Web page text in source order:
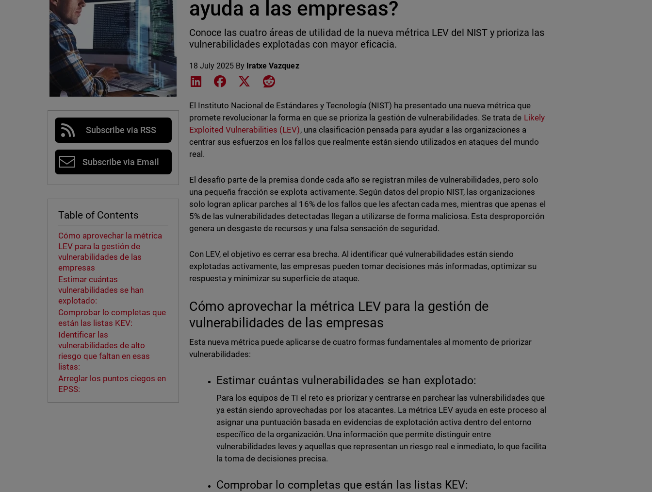
Subscribe via RSS
Subscribe via Email
Table of Contents
Cómo aprovechar la métrica
LEV para la gestión de
vulnerabilidades de las
empresas
Estimar cuántas
vulnerabilidades se han
explotado:
Comprobar lo completas que
están las listas KEV:
Identificar las
vulnerabilidades de alto
riesgo que faltan en esas
listas:
Arreglar los puntos ciegos en
EPSS:
ayuda a las empresas?
Conoce las cuatro áreas de utilidad de la nueva métrica LEV del NIST y prioriza las
vulnerabilidades explotadas con mayor eficacia.
18 July 2025 By Iratxe Vazquez
Share on LinkedIn
Share on Facebook
Share on XShare on Reddit
El Instituto Nacional de Estándares y Tecnología (NIST) ha presentado una nueva métrica que
promete revolucionar la forma en que se prioriza la gestión de vulnerabilidades. Se trata de Likely
Exploited Vulnerabilities (LEV), una clasificación pensada para ayudar a las organizaciones a
centrar sus esfuerzos en los fallos que realmente están siendo utilizados en ataques del mundo
real.
El desafío parte de la premisa donde cada año se registran miles de vulnerabilidades, pero solo
una pequeña fracción se explota activamente. Según datos del propio NIST, las organizaciones
solo logran aplicar parches al 16% de los fallos que les afectan cada mes, mientras que apenas el
5% de las vulnerabilidades detectadas llegan a utilizarse de forma maliciosa. Esta desproporción
genera un desgaste de recursos y una falsa sensación de seguridad.
Con LEV, el objetivo es cerrar esa brecha. Al identificar qué vulnerabilidades están siendo
explotadas activamente, las empresas pueden tomar decisiones más informadas, optimizar su
respuesta y minimizar su superficie de ataque.
Cómo aprovechar la métrica LEV para la gestión de
vulnerabilidades de las empresas
Esta nueva métrica puede aplicarse de cuatro formas fundamentales al momento de priorizar
vulnerabilidades:
Estimar cuántas vulnerabilidades se han explotado:
Para los equipos de TI el reto es priorizar y centrarse en parchear las vulnerabilidades que
ya están siendo aprovechadas por los atacantes. La métrica LEV ayuda en este proceso al
asignar una puntuación basada en evidencias de explotación activa dentro del entorno
específico de la organización. Una información que permite distinguir entre
vulnerabilidades leves y aquellas que representan un riesgo real e inmediato, lo que facilita
la toma de decisiones precisa.
Comprobar lo completas que están las listas KEV: